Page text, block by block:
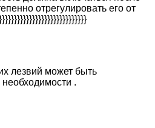
отрегулировать его от
лезвий может быть
.